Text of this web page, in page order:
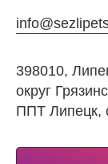
398010,
округ
ППТ Липецк,